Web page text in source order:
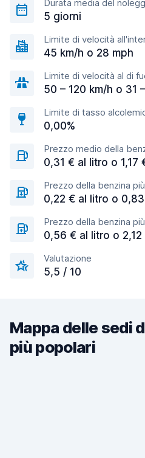
Durata media del
5 giorni
Limite di velocità
45 km/h o 28 mph
Limite di velocità al di
50 – 120 km/h o 31
Limite di tasso
0,00%
Prezzo medio della
0,31 € al litro o 1,17
Prezzo della benzina
0,22 € al litro o
Prezzo della benzina
0,56 € al litro o
Valutazione
5,5 / 10
Mappa delle sedi
più popolari